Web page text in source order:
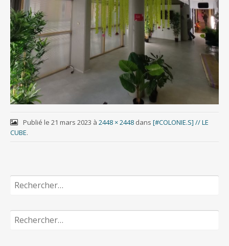
Publié le 21 mars 2023 à 2448 × 2448dans [#COLONIE.S] // LE
CUBE.
Rechercher :
Rechercher :